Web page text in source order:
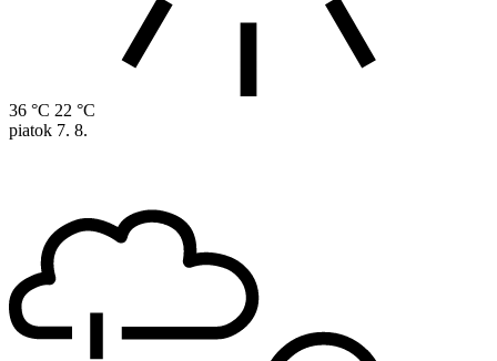
36 °C 22 °C
piatok 7. 8.